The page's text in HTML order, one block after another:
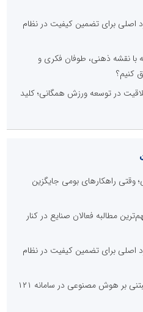
اصلی برای تضمین کیفیت در نظام
با نقشه ذهنی، طوفان فکری و
کنیم؟
در توسعه ورزش همگانی؛ کلید
وقتی راهکارهای بومی جایگزین
مطالبه فعالان صنایع در کنار
اصلی برای تضمین کیفیت در نظام
رونمایی از پاسخگویی هوشمند مبتنی بر هوش مصنوعی در سامانه ۱۲۱